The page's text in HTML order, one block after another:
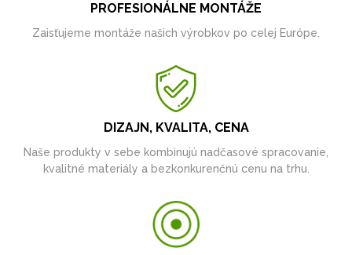
PROFESIONÁLNE MONTÁŽE
Zaisťujeme montáže našich výrobkov po celej Európe.
DIZAJN, KVALITA, CENA
Naše produkty v sebe kombinujú nadčasové spracovanie,
kvalitné materiály a bezkonkurenčnú cenu na trhu.